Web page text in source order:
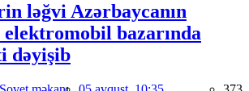
ləğvi Azərbaycanın
bazarında
dəyişib